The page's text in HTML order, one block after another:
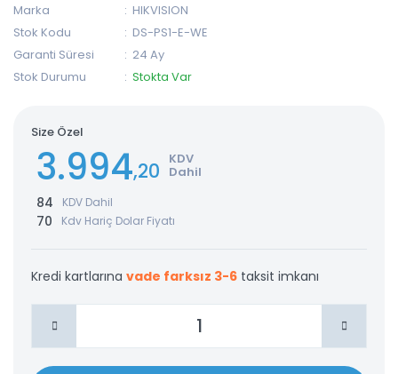
Marka
HIKVISION
Stok Kodu
DS-PS1-E-WE
Garanti Süresi
24 Ay
Stok Durumu
Stokta Var
Size Özel
3.994,20 KDV
Dahil
84 KDV Dahil
70 Kdv Hariç Dolar Fiyatı
Kredi kartlarına vade farksız 3-6 taksit imkanı